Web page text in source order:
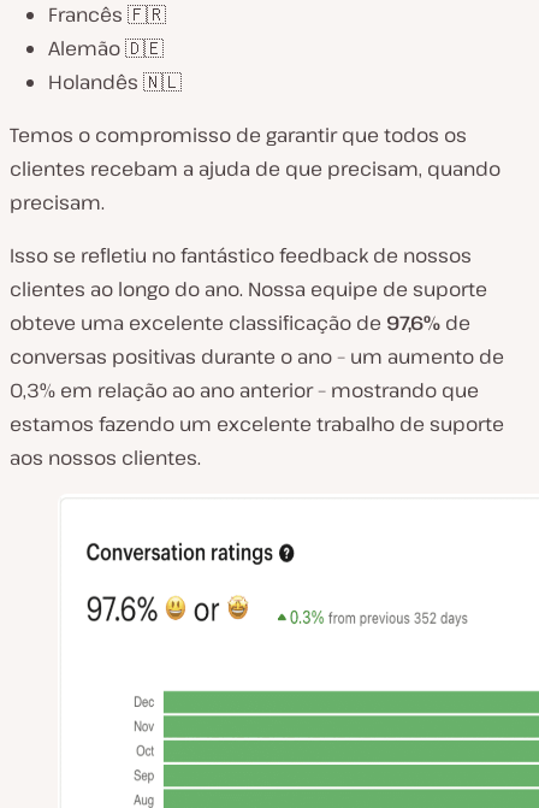
Francês 🇫🇷
Alemão 🇩🇪
Holandês 🇳🇱
Temos o compromisso de garantir que todos os
clientes recebam a ajuda de que precisam, quando
precisam.
Isso se refletiu no fantástico feedback de nossos
clientes ao longo do ano. Nossa equipe de suporte
obteve uma excelente classificação de 97,6% de
conversas positivas durante o ano – um aumento de
0,3% em relação ao ano anterior – mostrando que
estamos fazendo um excelente trabalho de suporte
aos nossos clientes.